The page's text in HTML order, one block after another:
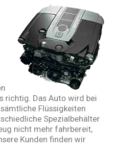
richtig. Das Auto wird bei
Flüssigkeiten
Spezialbehälter
nicht mehr fahrbereit,
Kunden finden wir